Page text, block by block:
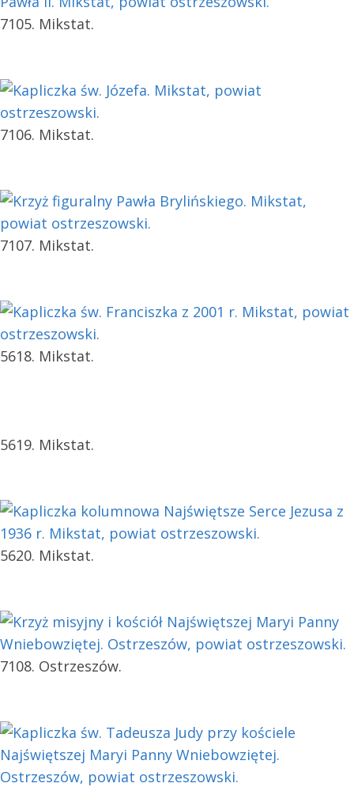
7105. Mikstat.
7106. Mikstat.
7107. Mikstat.
5618. Mikstat.
5619. Mikstat.
5620. Mikstat.
7108. Ostrzeszów.